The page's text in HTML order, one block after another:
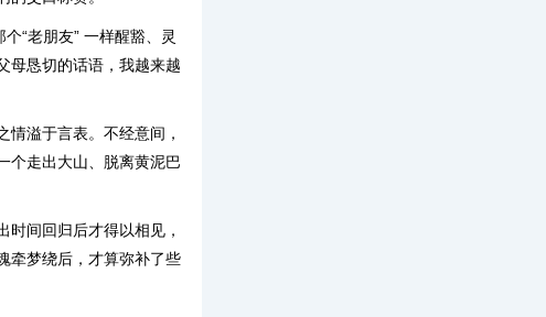
“老朋友” 一样醒豁、灵
母恳切的话语，我越来越
溢于言表。不经意间，
个走出大山、脱离黄泥巴
间回归后才得以相见，
牵梦绕后，才算弥补了些